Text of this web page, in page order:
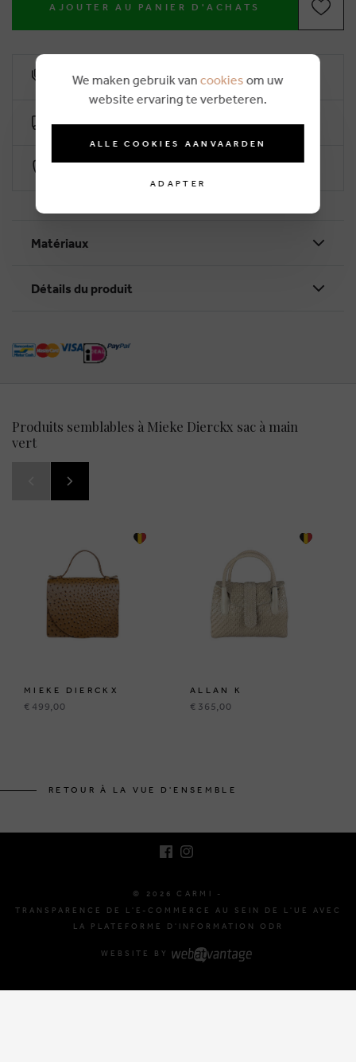
AJOUTER AU PANIER D'ACHATS
10% remise de fidélité
Livraison gratuite dès €50 (2-4 jours ouvrables)
Paiement sécurisé par Worldline
Matériaux
Détails du produit
Produits semblables à Mieke Dierckx sac à main
vert
MIEKE DIERCKX
€ 499,00
ALLAN K
€ 365,00
RETOUR À LA VUE D'ENSEMBLE
© 2026 CARMI -
TRANSPARENCE DE L'E-COMMERCE AU SEIN DE L'UE AVEC
LA PLATEFORME D'INFORMATION ODR
WEBSITE BY
We maken gebruik van cookies om uw
website ervaring te verbeteren.
ALLE COOKIES AANVAARDEN
ADAPTER